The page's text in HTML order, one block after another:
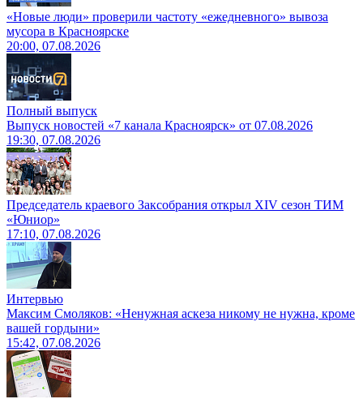
«Новые люди» проверили частоту «ежедневного» вывоза
мусора в Красноярске
20:00, 07.08.2026
Полный выпуск
Выпуск новостей «7 канала Красноярск» от 07.08.2026
19:30, 07.08.2026
Председатель краевого Заксобрания открыл XIV сезон ТИМ
«Юниор»
17:10, 07.08.2026
Интервью
Максим Смоляков: «Ненужная аскеза никому не нужна, кроме
вашей гордыни»
15:42, 07.08.2026